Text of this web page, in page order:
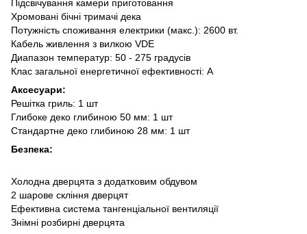
Підсвічування камери приготовання
Хромовані бічні тримачі дека
Потужність споживання електрики (макс.): 2600 вт.
Кабель живлення з вилкою VDE
Диапазон температур: 50 - 275 градусів
Клас загальної енергетичної ефективності: А
Аксесуари:
Решітка гриль: 1 шт
Глибоке деко глибиною 50 мм: 1 шт
Стандартне деко глибиною 28 мм: 1 шт
Безпека:
Холодна дверцята з додатковим обдувом
2 шарове скління дверцят
Ефективна система тангенціальної вентиляції
Знімні розбирні дверцята